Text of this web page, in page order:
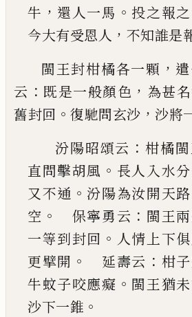
牛 ， 還人一馬 。 投之報之
今大有受恩人 ， 不知誰是
閩王封柑橘各一顆 ，
云 ： 既是一般顏色 ， 為甚
舊封回 。 復馳問玄沙 ， 沙將
汾陽昭頌云 ：柑橘
直問擊胡風 。 長人入水
又不通 。 汾陽為汝開天路
空 。 保寧勇云 ： 閩王
一等到封回 。 人情上下
更擘開 。 延壽云 ： 柑
牛蚊子咬應癡 。 閩王猶
沙下一錐 。